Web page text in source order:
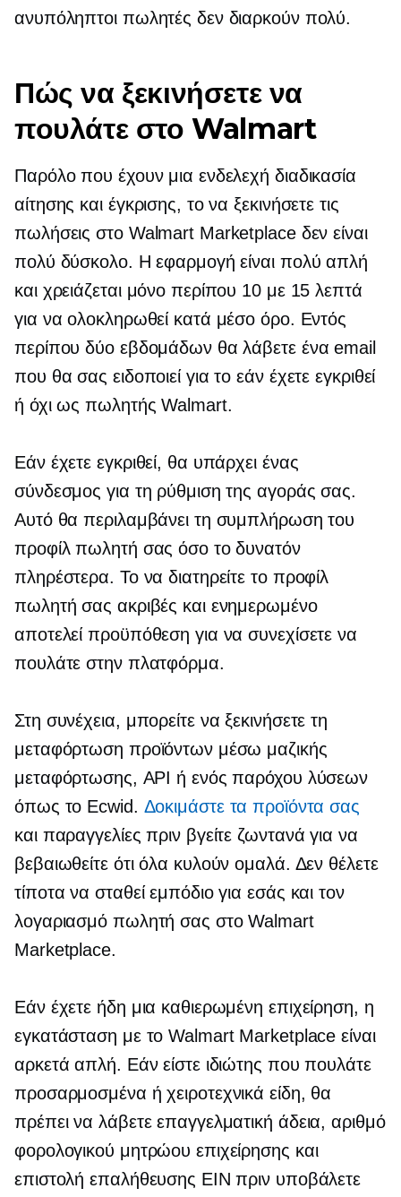
ανυπόληπτοι πωλητές δεν διαρκούν πολύ.
Πώς να ξεκινήσετε να
πουλάτε στο Walmart
Παρόλο που έχουν μια ενδελεχή διαδικασία
αίτησης και έγκρισης, το να ξεκινήσετε τις
πωλήσεις στο Walmart Marketplace δεν είναι
πολύ δύσκολο. Η εφαρμογή είναι πολύ απλή
και χρειάζεται μόνο περίπου 10 με 15 λεπτά
για να ολοκληρωθεί κατά μέσο όρο. Εντός
περίπου δύο εβδομάδων θα λάβετε ένα email
που θα σας ειδοποιεί για το εάν έχετε εγκριθεί
ή όχι ως πωλητής Walmart.
Εάν έχετε εγκριθεί, θα υπάρχει ένας
σύνδεσμος για τη ρύθμιση της αγοράς σας.
Αυτό θα περιλαμβάνει τη συμπλήρωση του
προφίλ πωλητή σας όσο το δυνατόν
πληρέστερα. Το να διατηρείτε το προφίλ
πωλητή σας ακριβές και ενημερωμένο
αποτελεί προϋπόθεση για να συνεχίσετε να
πουλάτε στην πλατφόρμα.
Στη συνέχεια, μπορείτε να ξεκινήσετε τη
μεταφόρτωση προϊόντων μέσω μαζικής
μεταφόρτωσης, API ή ενός παρόχου λύσεων
όπως το Ecwid. Δοκιμάστε τα προϊόντα σας
και παραγγελίες πριν βγείτε ζωντανά για να
βεβαιωθείτε ότι όλα κυλούν ομαλά. Δεν θέλετε
τίποτα να σταθεί εμπόδιο για εσάς και τον
λογαριασμό πωλητή σας στο Walmart
Marketplace.
Εάν έχετε ήδη μια καθιερωμένη επιχείρηση, η
εγκατάσταση με το Walmart Marketplace είναι
αρκετά απλή. Εάν είστε ιδιώτης που πουλάτε
προσαρμοσμένα ή χειροτεχνικά είδη, θα
πρέπει να λάβετε επαγγελματική άδεια, αριθμό
φορολογικού μητρώου επιχείρησης και
επιστολή επαλήθευσης EIN πριν υποβάλετε